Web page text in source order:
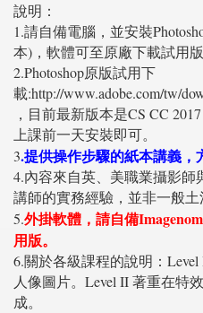
說明：
1.請自備電腦，並安裝
本)，軟體可至原廠下載試用
2.Photoshop原版試用下
載:http://www.adobe.com/tw/
，目前最新版本是CS CC
上課前一天安裝即可。
3.提供操作步驟的紙本講義，
4.內容來自英、美職業攝影
講師的實務經驗，並非一般土
5.外掛軟體，請自備
用版。
6.關於各級課程的說明：
人像圖片。Level II 著重在特
成。